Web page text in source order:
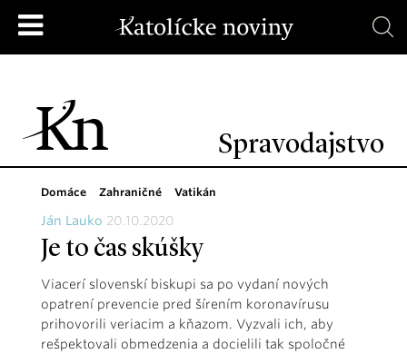
Spravodajstvo
Domáce Zahraničné Vatikán
Ján Lauko 20.10.2020
Je to čas skúšky
Viacerí slovenskí biskupi sa po vydaní nových
opatrení prevencie pred šírením koronavírusu
prihovorili veriacim a kňazom. Vyzvali ich, aby
rešpektovali obmedzenia a docielili tak spoločné